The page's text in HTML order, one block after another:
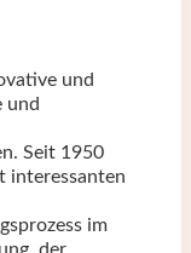
und
und
Seit 1950
interessanten
im
der